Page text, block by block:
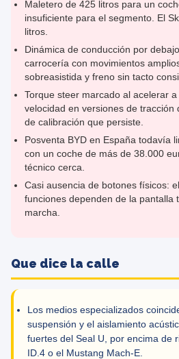
Maletero de 425 litros para un
insuficiente para el segmento. El
litros.
Dinámica de conducción por
carrocería con movimientos
sobreasistida y freno sin tacto
Torque steer marcado al acelerar
velocidad en versiones de tracción
de calibración que persiste.
Posventa BYD en España todavía
con un coche de más de 38.000
técnico cerca.
Casi ausencia de botones físicos:
funciones dependen de la pantalla
marcha.
Que dice la calle
Los medios especializados
suspensión y el aislamiento
fuertes del Seal U, por encima de
ID.4 o el Mustang Mach-E.